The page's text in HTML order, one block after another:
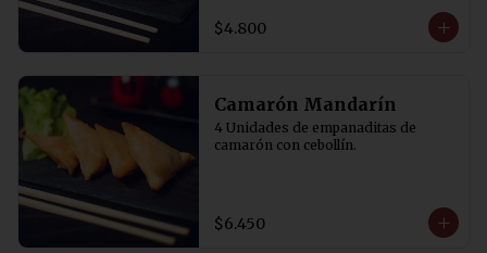
$4.800
Camarón Mandarín
4 Unidades de empanaditas de
camarón con cebollín.
$6.450